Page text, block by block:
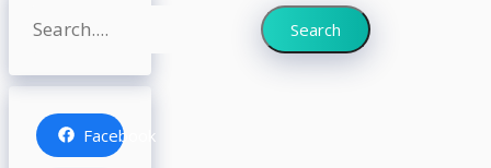
Search Search
Facebook